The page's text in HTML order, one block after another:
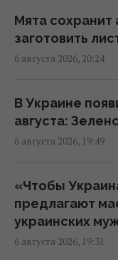
Украиной, - PAP
19:35 четверг, 06
ответственные
19:30 четверг, 06
детали
19:22 четверг, 06
Мята сохранит
заготовить
6 августа 2026, 20:24
В Украине
августа:
6 августа 2026, 19:49
«Чтобы
предлагают
украинских
6 августа 2026, 19:31